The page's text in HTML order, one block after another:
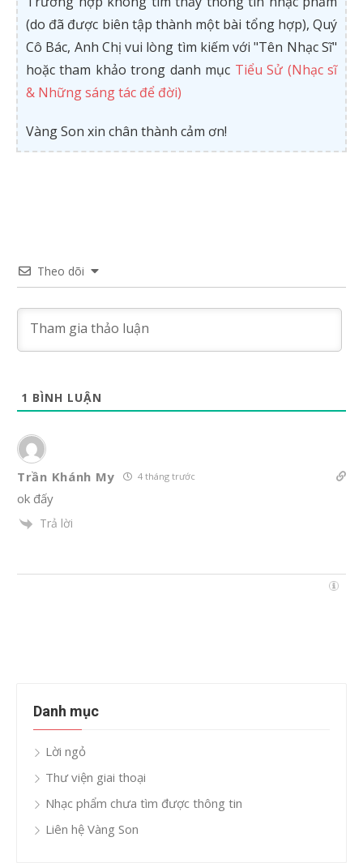
(do đã được biên tập thành một bài tổng hợp), Quý
Cô Bác, Anh Chị vui lòng tìm kiếm với "Tên Nhạc Sĩ"
hoặc tham khảo trong danh mục Tiểu Sử (Nhạc sĩ
& Những sáng tác để đời)
Vàng Son xin chân thành cảm ơn!
Theo dõi
1 BÌNH LUẬN
Trần Khánh My 4 tháng trước
ok đấy
Trả lời
Danh mục
Lời ngỏ
Thư viện giai thoại
Nhạc phẩm chưa tìm được thông tin
Liên hệ Vàng Son